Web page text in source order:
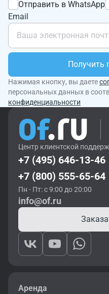
Отправить в WhatsApp
Email
Получить
Нажимая кнопку, вы даете
персональных данных в
конфиденциальности
Центр клиентской
+7 (495) 646-13-46
+7 (800) 555-65-64
Пн - Пт: с 9:00 до 20:00
info@of.ru
Аренда